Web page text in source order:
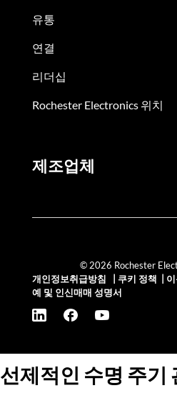
유통
연결
리더십
Rochester Electronics 위치
제조업체
© 2026 Rochester
개인정보취급방침
쿠키 정책
예 및 인신매매 성명서
선제적인 수명 주기